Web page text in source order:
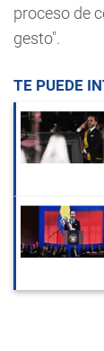
proceso de
gesto".
TE PUEDE